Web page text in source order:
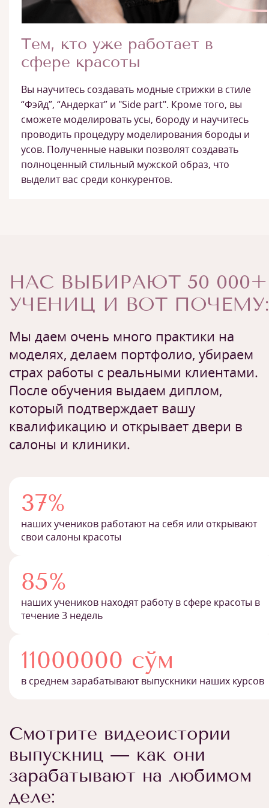
Тем, кто уже работает в
сфере красоты
Вы научитесь создавать модные стрижки в стиле
“Фэйд”, “Андеркат” и "Side part". Кроме того, вы
сможете моделировать усы, бороду и научитесь
проводить процедуру моделирования бороды и
усов. Полученные навыки позволят создавать
полноценный стильный мужской образ, что
выделит вас среди конкурентов.
НАС ВЫБИРАЮТ 50 000+
УЧЕНИЦ И ВОТ ПОЧЕМУ:
Мы даем очень много практики на
моделях, делаем портфолио, убираем
страх работы с реальными клиентами.
После обучения выдаем диплом,
который подтверждает вашу
квалификацию и открывает двери в
салоны и клиники.
37%
наших учеников работают на себя или открывают
свои салоны красоты
85%
наших учеников находят работу в сфере красоты в
течение 3 недель
11000000 сўм
в среднем зарабатывают выпускники наших курсов
Смотрите видеоистории
выпускниц — как они
зарабатывают на любимом
деле: